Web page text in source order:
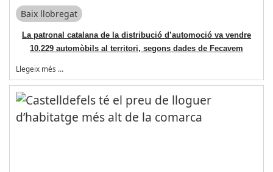
Baix llobregat
La patronal catalana de la distribució d’automoció va vendre
10.229 automòbils al territori, segons dades de Fecavem
Llegeix més …